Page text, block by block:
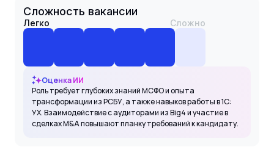
Сложность вакансии
Легко Сложно
Оценка ИИ
Роль требует глубоких знаний МСФО и опыта
трансформации из РСБУ, а также навыков работы в 1С:
УХ. Взаимодействие с аудиторами из Big4 и участие в
сделках M&A повышают планку требований к кандидату.